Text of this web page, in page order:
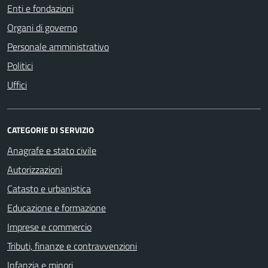
Enti e fondazioni
Organi di governo
Personale amministrativo
Politici
Uffici
CATEGORIE DI SERVIZIO
Anagrafe e stato civile
Autorizzazioni
Catasto e urbanistica
Educazione e formazione
Imprese e commercio
Tributi, finanze e contravvenzioni
Infanzia e minori